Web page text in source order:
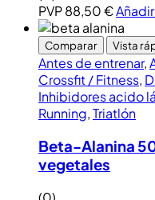
PVP88,50€
Comparar Vista
Antes de entrenar,
Crossfit / Fitness,
Inhibidores acido
Running,Triatlón
Beta-Alanina
vegetales